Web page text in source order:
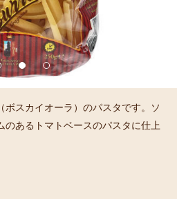
ボスカイオーラ）のパスタです。ソ
のあるトマトベースのパスタに仕上